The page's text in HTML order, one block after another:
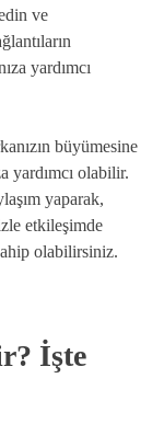
ve
yardımcı
büyümesine
yardımcı olabilir.
yaparak,
etkileşimde
olabilirsiniz.
İşte